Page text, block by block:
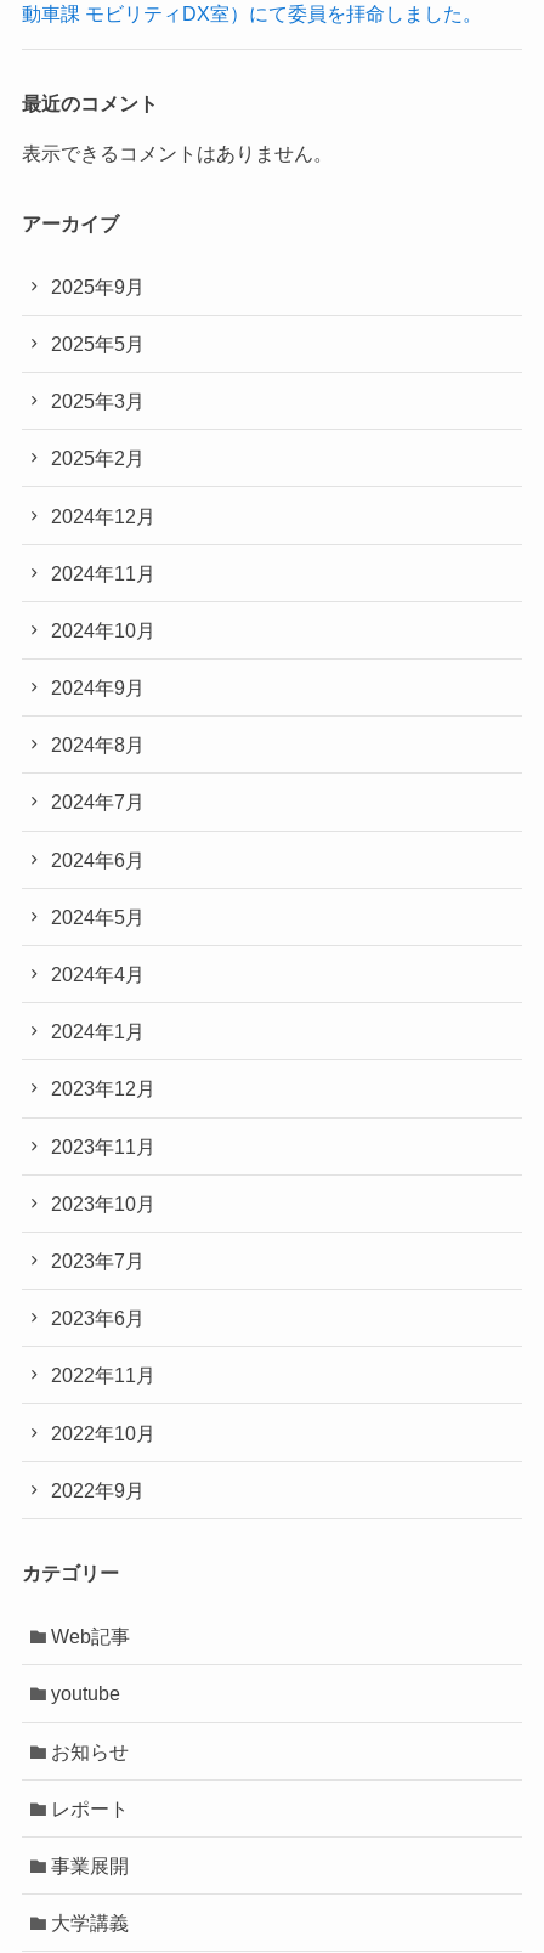
動車課 モビリティDX室）にて委員を拝命しました。
最近のコメント
表示できるコメントはありません。
アーカイブ
2025年9月
2025年5月
2025年3月
2025年2月
2024年12月
2024年11月
2024年10月
2024年9月
2024年8月
2024年7月
2024年6月
2024年5月
2024年4月
2024年1月
2023年12月
2023年11月
2023年10月
2023年7月
2023年6月
2022年11月
2022年10月
2022年9月
カテゴリー
Web記事
youtube
お知らせ
レポート
事業展開
大学講義